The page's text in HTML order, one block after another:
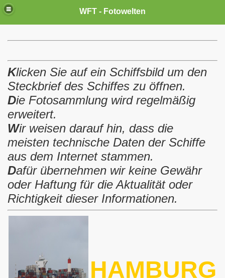
WFT - Fotowelten
Klicken Sie auf ein Schiffsbild um den
Steckbrief des Schiffes zu öffnen.
Die Fotosammlung wird regelmäßig
erweitert.
Wir weisen darauf hin, dass die
meisten technische Daten der Schiffe
aus dem Internet stammen.
Dafür übernehmen wir keine Gewähr
oder Haftung für die Aktualität oder
Richtigkeit dieser Informationen.
HAMBURG